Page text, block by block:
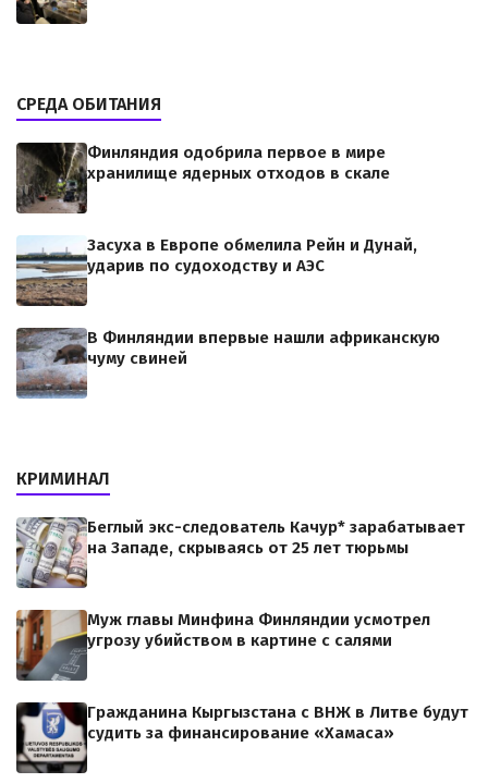
СРЕДА ОБИТАНИЯ
Финляндия одобрила первое в мире
хранилище ядерных отходов в скале
Засуха в Европе обмелила Рейн и Дунай,
ударив по судоходству и АЭС
В Финляндии впервые нашли африканскую
чуму свиней
КРИМИНАЛ
Беглый экс-следователь Качур* зарабатывает
на Западе, скрываясь от 25 лет тюрьмы
Муж главы Минфина Финляндии усмотрел
угрозу убийством в картине с салями
Гражданина Кыргызстана с ВНЖ в Литве будут
судить за финансирование «Хамаса»